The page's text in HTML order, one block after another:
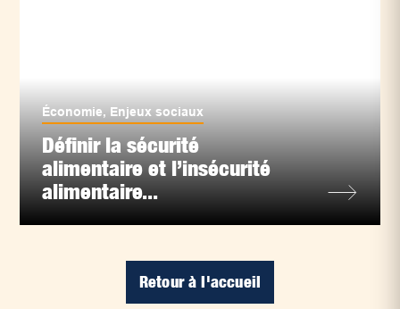
Économie, Enjeux sociaux
Définir la sécurité
alimentaire et l’insécurité
alimentaire...
Retour à l'accueil